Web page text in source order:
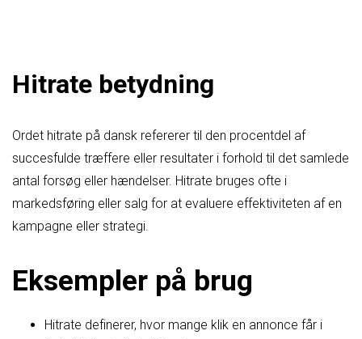
Hitrate betydning
Ordet hitrate på dansk refererer til den procentdel af
succesfulde træffere eller resultater i forhold til det samlede
antal forsøg eller hændelser. Hitrate bruges ofte i
markedsføring eller salg for at evaluere effektiviteten af en
kampagne eller strategi.
Eksempler på brug
Hitrate definerer, hvor mange klik en annonce får i